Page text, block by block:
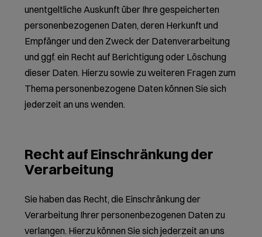
unentgeltliche Auskunft über Ihre gespeicherten
personenbezogenen Daten, deren Herkunft und
Empfänger und den Zweck der Datenverarbeitung
und ggf. ein Recht auf Berichtigung oder Löschung
dieser Daten. Hierzu sowie zu weiteren Fragen zum
Thema personenbezogene Daten können Sie sich
jederzeit an uns wenden.
Recht auf Einschränkung der
Verarbeitung
Sie haben das Recht, die Einschränkung der
Verarbeitung Ihrer personenbezogenen Daten zu
verlangen. Hierzu können Sie sich jederzeit an uns